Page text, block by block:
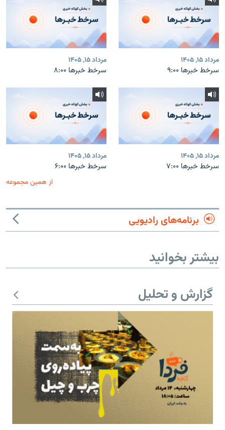
مرداد ۱۵, ۱۴۰۵
سرخط خبرها ۹:۰۰
مرداد ۱۵, ۱۴۰۵
سرخط خبرها ۸:۰۰
مرداد ۱۵, ۱۴۰۵
سرخط خبرها ۷:۰۰
مرداد ۱۵, ۱۴۰۵
سرخط خبرها ۶:۰۰
از همین مجموعه
برنامه‌های رادیویی
بیشتر بخوانید
گزارش و تحلیل